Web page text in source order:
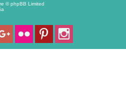
© phpBB Limited